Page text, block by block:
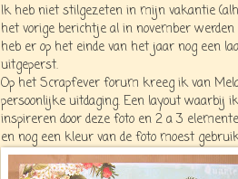
Ik heb niet stilgezeten in mijn vakantie
het vorige berichtje al in november
heb er op het einde van het jaar nog een
uitgeperst.
Op het Scrapfever forum kreeg ik van
persoonlijke uitdaging. Een layout waarbij
inspireren door deze foto en 2 a 3
en nog een kleur van de foto moest